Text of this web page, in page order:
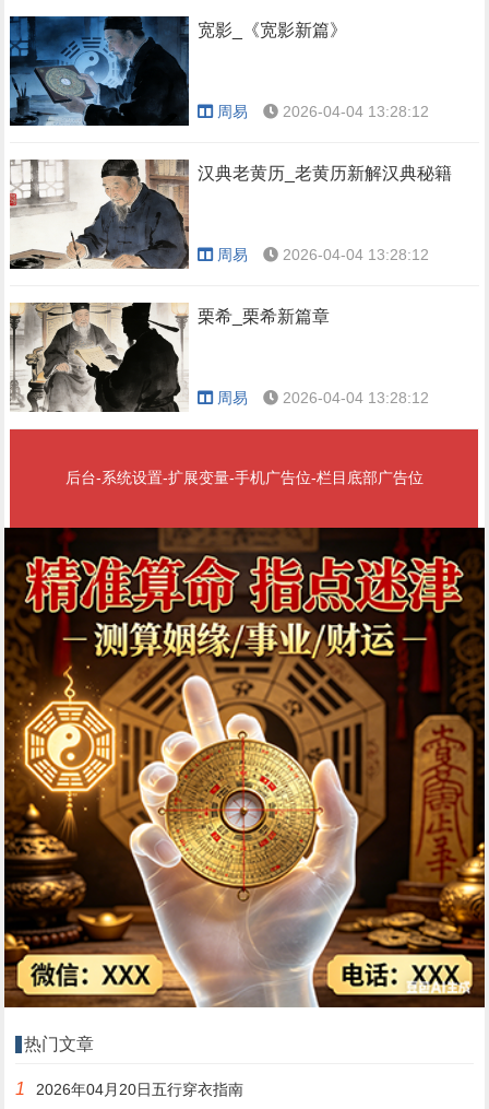
宽影_《宽影新篇》
周易 2026-04-04 13:28:12
汉典老黄历_老黄历新解汉典秘籍
周易 2026-04-04 13:28:12
栗希_栗希新篇章
周易 2026-04-04 13:28:12
后台-系统设置-扩展变量-手机广告位-栏目底部广告位
热门文章
1 2026年04月20日五行穿衣指南